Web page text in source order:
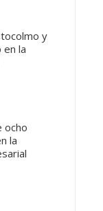
y
la
ocho
la